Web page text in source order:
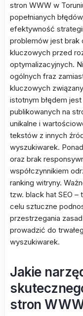
stron WWW w
popełnianych
efektywność
problemów jest brak
kluczowych przed
optymalizacyjnych.
ogólnych fraz
kluczowych
istotnym błędem
publikowanych na
unikalne i
tekstów z innych
wyszukiwarek.
oraz brak
współczynnikiem
ranking witryny.
tzw. black hat SEO –
celu sztuczne
przestrzegania
prowadzić do
wyszukiwarek.
Jakie
stron